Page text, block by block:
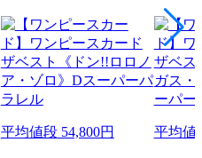
平均値段54,800円 平均値